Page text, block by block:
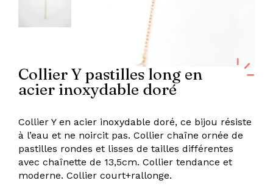
Collier Y pastilles long en
acier inoxydable doré
Collier Y en acier inoxydable doré, ce bijou résiste
à l’eau et ne noircit pas. Collier chaîne ornée de
pastilles rondes et lisses de tailles différentes
avec chaînette de 13,5cm. Collier tendance et
moderne. Collier court+rallonge.